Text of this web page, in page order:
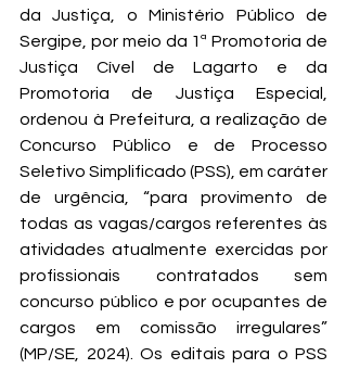
da Justiça, o Ministério Público de
Sergipe, por meio da 1ª Promotoria de
Justiça Cível de Lagarto e da
Promotoria de Justiça Especial,
ordenou à Prefeitura, a realização de
Concurso Público e de Processo
Seletivo Simplificado (PSS), em caráter
de urgência, “para provimento de
todas as vagas/cargos referentes às
atividades atualmente exercidas por
profissionais contratados sem
concurso público e por ocupantes de
cargos em comissão irregulares”
(MP/SE, 2024). Os editais para o PSS